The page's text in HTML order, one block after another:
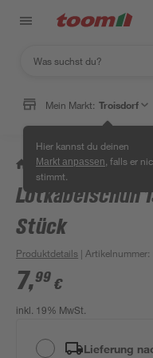
Mein Markt: Troisdorf
Hier kannst du deinen
Markt anpassen , falls er
stimmt.
/ Garten & Freizeit /
Lötkabelschuh
Stück
Produktdetails | Artikelnummer:
7,99 €
inkl. 19% MwSt.
Lieferung